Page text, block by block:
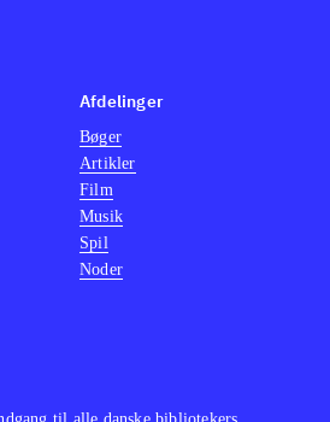
Afdelinger
Bøger
Artikler
Film
Musik
Spil
Noder